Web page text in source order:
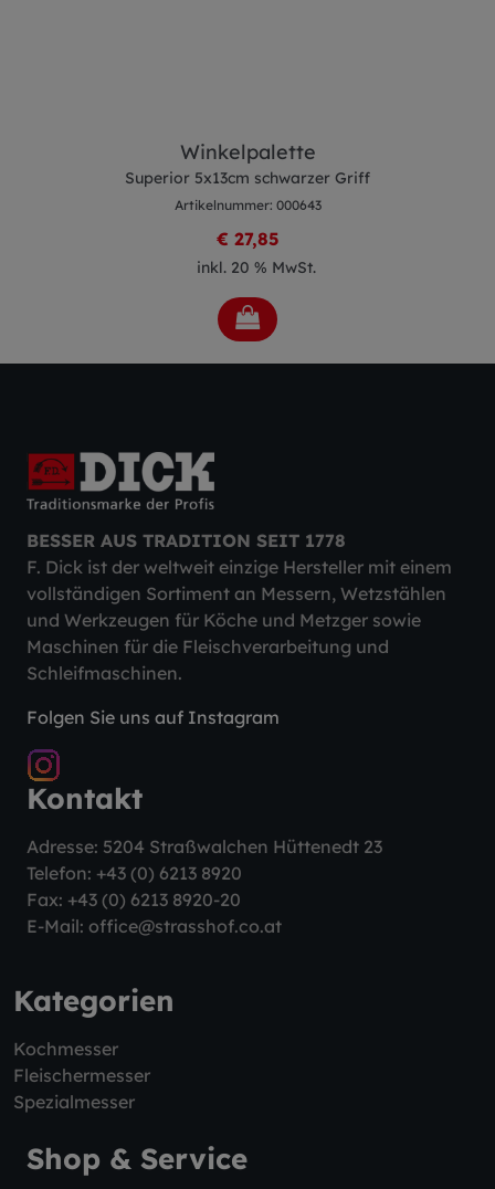
Winkelpalette
Superior 5x13cm schwarzer Griff
Artikelnummer: 000643
€ 27,85
inkl. 20 % MwSt.
BESSER AUS TRADITION SEIT 1778
F. Dick ist der weltweit einzige Hersteller mit einem
vollständigen Sortiment an Messern, Wetzstählen
und Werkzeugen für Köche und Metzger sowie
Maschinen für die Fleischverarbeitung und
Schleifmaschinen.
Folgen Sie uns auf Instagram
Kontakt
Adresse: 5204 Straßwalchen Hüttenedt 23
Telefon: +43 (0) 6213 8920
Fax: +43 (0) 6213 8920-20
E-Mail: office@strasshof.co.at
Kategorien
Kochmesser
Fleischermesser
Spezialmesser
Shop & Service